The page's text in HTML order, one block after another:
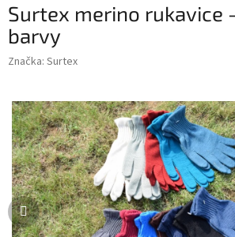
Surtex merino rukavice
barvy
Značka: Surtex